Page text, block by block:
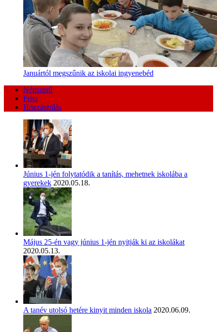
Januártól megszűnik az iskolai ingyenebéd
Népszerű
Friss
Hozzászólás
Június 1-jén folytatódik a tanítás, mehetnek iskolába a
gyerekek 2020.05.18.
Május 25-én vagy június 1-jén nyitják ki az iskolákat
2020.05.13.
A tanév utolsó hetére kinyit minden iskola 2020.06.09.